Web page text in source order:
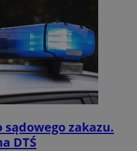
sądowego zakazu.
DTŚ